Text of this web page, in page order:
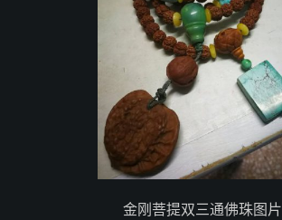
金刚菩提双三通佛珠图片